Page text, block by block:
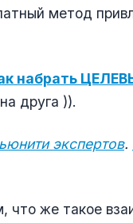
метод
набрать
друга )).
экспертов.
что же такое